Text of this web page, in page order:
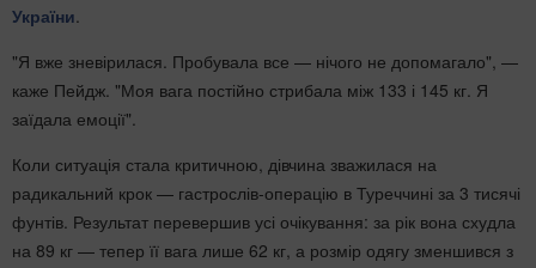
України
"Я вже зневірилася. Пробувала все — нічого не допомагало", —
каже Пейдж. "Моя вага постійно стрибала між 133 і 145 кг. Я
заїдала емоції".
Коли ситуація стала критичною, дівчина зважилася на
радикальний крок — гастрослів-операцію в Туреччині за 3 тисячі
фунтів. Результат перевершив усі очікування: за рік вона схудла
на 89 кг — тепер її вага лише 62 кг, а розмір одягу зменшився з